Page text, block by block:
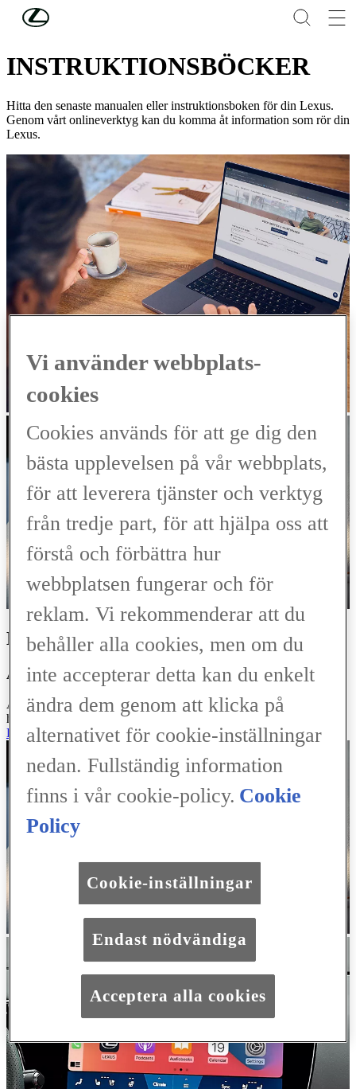
Hoppa till huvudinnehåll
UPPKOPPLADE TJÄNSTER
INSTRUKTIONSBÖCKER
Hitta den senaste manualen eller instruktionsboken för din Lexus.
Genom vårt onlineverktyg kan du komma åt information som rör din
Lexus.
MANUALS
ÄGARMANUALER
Alla våra manualer finns online vilket gör att du när som helst kan
hitta den information du behöver – när du behöver den som mest.
LEXUS LINK
Vi använder webbplats-
cookies
Cookies används för att ge dig den
bästa upplevelsen på vår webbplats,
för att leverera tjänster och verktyg
från tredje part, för att hjälpa oss att
förstå och förbättra hur
webbplatsen fungerar och för
reklam. Vi rekommenderar att du
behåller alla cookies, men om du
inte accepterar detta kan du enkelt
ändra dem genom att klicka på
alternativet för cookie-inställningar
nedan. Fullständig information
finns i vår cookie-policy. Cookie
Policy
Cookie-inställningar
Endast nödvändiga
Acceptera alla cookies